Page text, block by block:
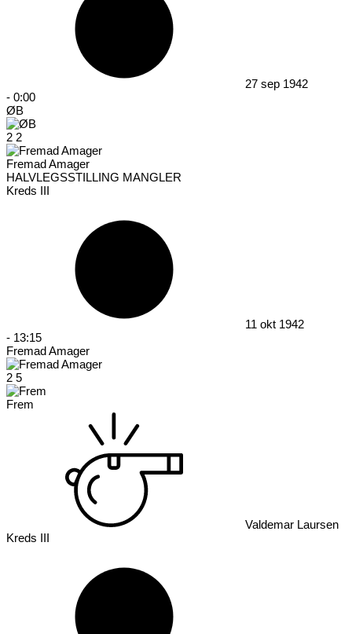
27 sep 1942
- 0:00
ØB
2 2
Fremad Amager
HALVLEGSSTILLING MANGLER
Kreds III
11 okt 1942
- 13:15
Fremad Amager
2 5
Frem
Valdemar Laursen
Kreds III